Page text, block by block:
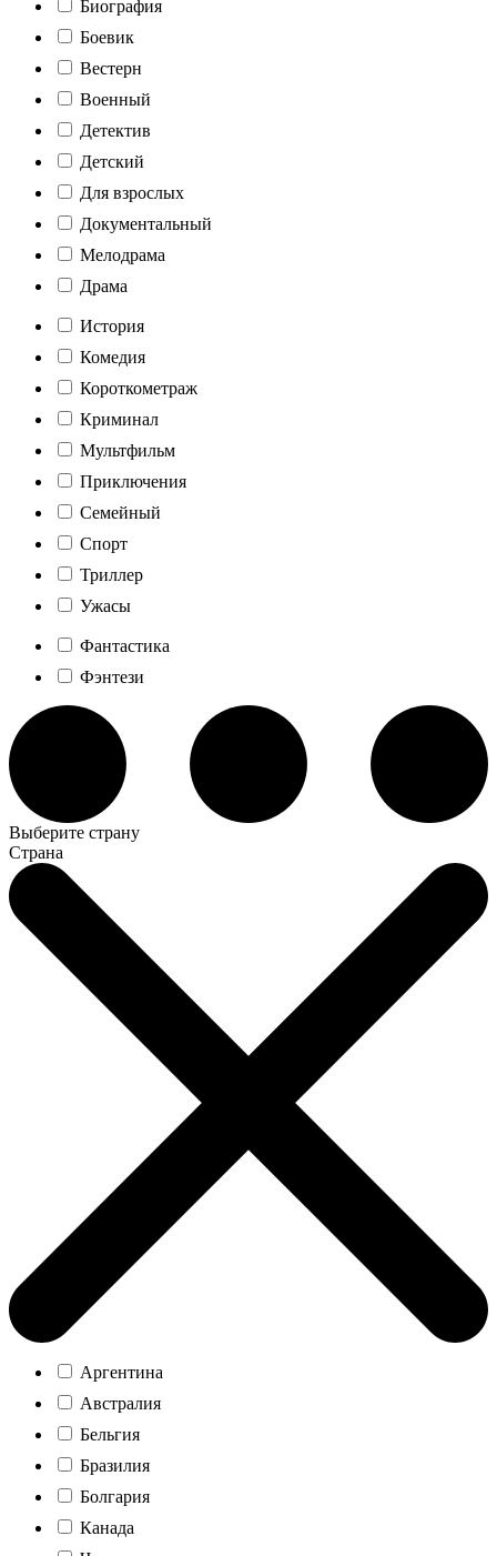
Биография
Боевик
Вестерн
Военный
Детектив
Детский
Для взрослых
Документальный
Мелодрама
Драма
История
Комедия
Короткометраж
Криминал
Мультфильм
Приключения
Семейный
Спорт
Триллер
Ужасы
Фантастика
Фэнтези
Выберите страну
Страна
Аргентина
Австралия
Бельгия
Бразилия
Болгария
Канада